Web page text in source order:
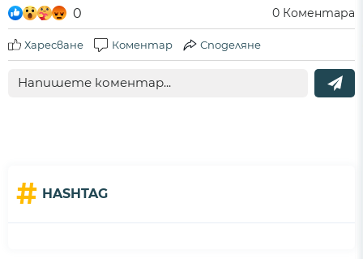
0 0 Коментара
Харесване Коментар Споделяне
# HASHTAG